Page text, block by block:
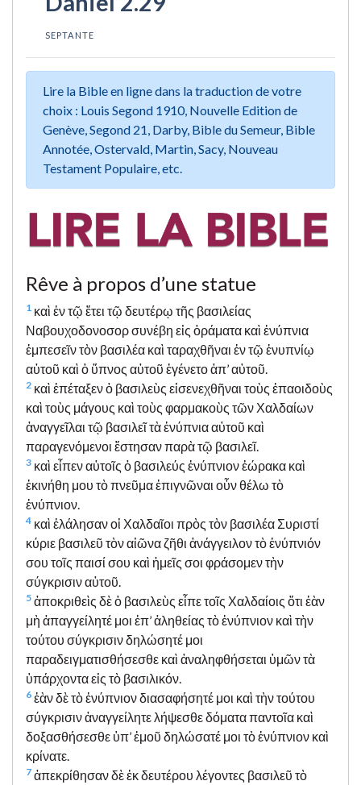
SEPTANTE
Lire la Bible en ligne dans la traduction de votre
choix : Louis Segond 1910, Nouvelle Edition de
Genève, Segond 21, Darby, Bible du Semeur, Bible
Annotée, Ostervald, Martin, Sacy, Nouveau
Testament Populaire, etc.
Rêve à propos d’une statue
1 καὶ ἐν τῷ ἔτει τῷ δευτέρῳ τῆς βασιλείας
Ναβουχοδονοσορ συνέβη εἰς ὁράματα καὶ ἐνύπνια
ἐμπεσεῖν τὸν βασιλέα καὶ ταραχθῆναι ἐν τῷ ἐνυπνίῳ
αὐτοῦ καὶ ὁ ὕπνος αὐτοῦ ἐγένετο ἀπ’ αὐτοῦ.
2 καὶ ἐπέταξεν ὁ βασιλεὺς εἰσενεχθῆναι τοὺς ἐπαοιδοὺς
καὶ τοὺς μάγους καὶ τοὺς φαρμακοὺς τῶν Χαλδαίων
ἀναγγεῖλαι τῷ βασιλεῖ τὰ ἐνύπνια αὐτοῦ καὶ
παραγενόμενοι ἔστησαν παρὰ τῷ βασιλεῖ.
3 καὶ εἶπεν αὐτοῖς ὁ βασιλεύς ἐνύπνιον ἑώρακα καὶ
ἐκινήθη μου τὸ πνεῦμα ἐπιγνῶναι οὖν θέλω τὸ
ἐνύπνιον.
4 καὶ ἐλάλησαν οἱ Χαλδαῖοι πρὸς τὸν βασιλέα Συριστί
κύριε βασιλεῦ τὸν αἰῶνα ζῆθι ἀνάγγειλον τὸ ἐνύπνιόν
σου τοῖς παισί σου καὶ ἡμεῖς σοι φράσομεν τὴν
σύγκρισιν αὐτοῦ.
5 ἀποκριθεὶς δὲ ὁ βασιλεὺς εἶπε τοῖς Χαλδαίοις ὅτι ἐὰν
μὴ ἀπαγγείλητέ μοι ἐπ’ ἀληθείας τὸ ἐνύπνιον καὶ τὴν
τούτου σύγκρισιν δηλώσητέ μοι
παραδειγματισθήσεσθε καὶ ἀναληφθήσεται ὑμῶν τὰ
ὑπάρχοντα εἰς τὸ βασιλικόν.
6 ἐὰν δὲ τὸ ἐνύπνιον διασαφήσητέ μοι καὶ τὴν τούτου
σύγκρισιν ἀναγγείλητε λήψεσθε δόματα παντοῖα καὶ
δοξασθήσεσθε ὑπ’ ἐμοῦ δηλώσατέ μοι τὸ ἐνύπνιον καὶ
κρίνατε.
7 ἀπεκρίθησαν δὲ ἐκ δευτέρου λέγοντες βασιλεῦ τὸ